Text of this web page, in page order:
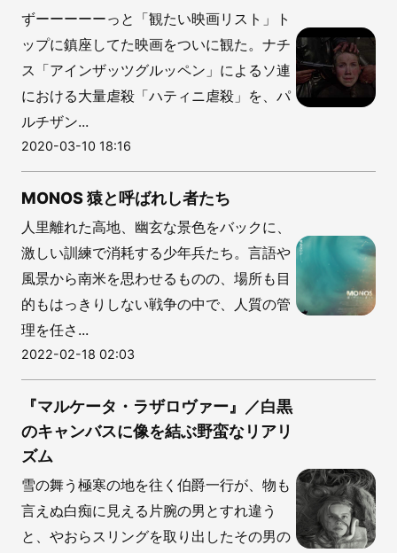
ずーーーーーっと「観たい映画リスト」ト
ップに鎮座してた映画をついに観た。ナチ
ス「アインザッツグルッペン」によるソ連
における大量虐殺「ハティニ虐殺」を、パ
ルチザン...
2020-03-10 18:16
MONOS 猿と呼ばれし者たち
人里離れた高地、幽玄な景色をバックに、
激しい訓練で消耗する少年兵たち。言語や
風景から南米を思わせるものの、場所も目
的もはっきりしない戦争の中で、人質の管
理を任さ...
2022-02-18 02:03
『マルケータ・ラザロヴァー』／白黒
のキャンバスに像を結ぶ野蛮なリアリ
ズム
雪の舞う極寒の地を往く伯爵一行が、物も
言えぬ白痴に見える片腕の男とすれ違う
と、やおらスリングを取り出したその男の